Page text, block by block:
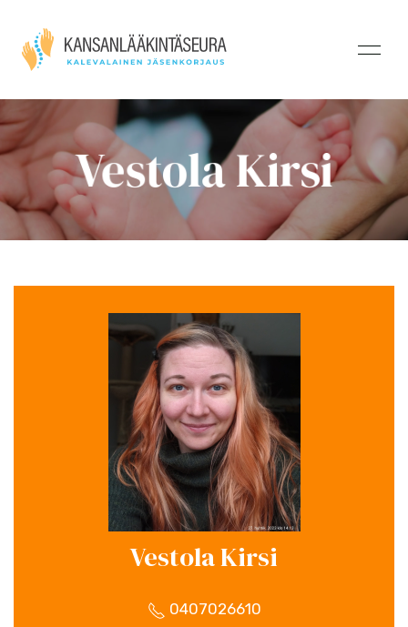
Vestola Kirsi
Vestola Kirsi
0407026610